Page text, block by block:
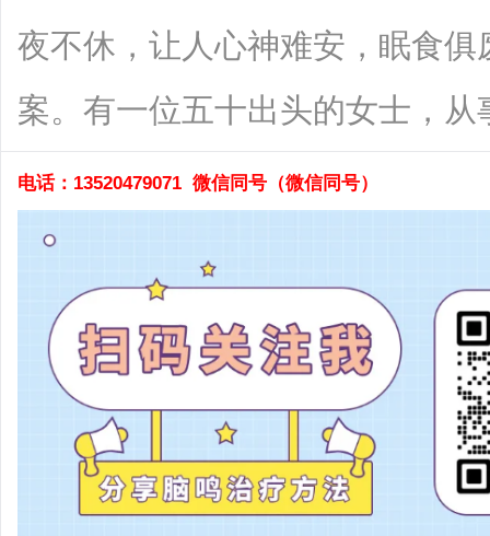
夜不休，让人心神难安，眠食
案。有一位五十出头的女士，从
电话：13520479071 微信同号（微信同号）